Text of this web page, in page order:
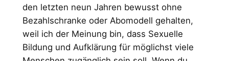
den letzten neun Jahren bewusst ohne
Bezahlschranke oder Abomodell gehalten,
weil ich der Meinung bin, dass Sexuelle
Bildung und Aufklärung für möglichst viele